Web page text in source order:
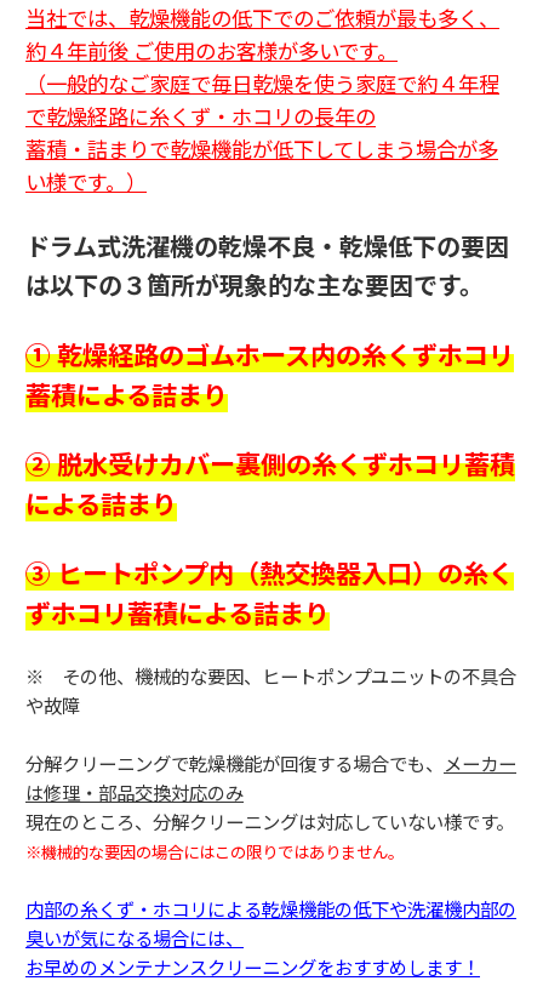
当社では、乾燥機能の低下でのご依頼が最も多く、
約４年前後 ご使用のお客様が多いです。
（一般的なご家庭で毎日乾燥を使う家庭で約４年程
で乾燥経路に糸くず・ホコリの長年の
蓄積・詰まりで乾燥機能が低下してしまう場合が多
い様です。 ）
ドラム式洗濯機の乾燥不良・乾燥低下の要因
は以下の３箇所が現象的な主な要因です。
① 乾燥経路のゴムホース内の糸くずホコリ
蓄積による詰まり
② 脱水受けカバー裏側の糸くずホコリ蓄積
による詰まり
③ ヒートポンプ内（熱交換器入口）の糸く
ずホコリ蓄積による詰まり
※ その他、機械的な要因、ヒートポンプユニットの不具合
や故障
分解クリーニングで乾燥機能が回復する場合でも、
メーカー
は修理・部品交換対応のみ
現在のところ、分解クリーニングは対応していない様です。
※機械的な要因の場合にはこの限りではありません。
内部の糸くず・ホコリによる乾燥機能の低下や洗濯機内部の
臭いが気になる場合には、
お早めのメンテナンスクリーニングをおすすめします！